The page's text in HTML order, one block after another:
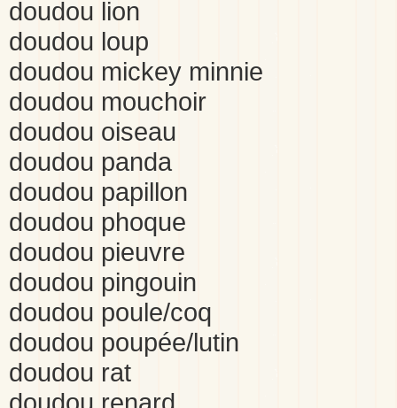
doudou lion
doudou loup
doudou mickey minnie
doudou mouchoir
doudou oiseau
doudou panda
doudou papillon
doudou phoque
doudou pieuvre
doudou pingouin
doudou poule/coq
doudou poupée/lutin
doudou rat
doudou renard